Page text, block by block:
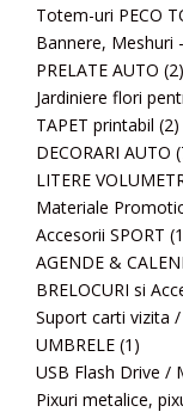
Totem-uri PECO
Bannere, Meshuri
PRELATE AUTO (2)
Jardiniere flori
TAPET printabil (2)
DECORARI AUTO
LITERE
Materiale
Accesorii SPORT
AGENDE &
BRELOCURI si
Suport carti vizita
UMBRELE (1)
USB Flash Drive /
Pixuri metalice,